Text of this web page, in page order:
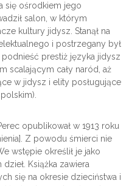
się ośrodkiem jego
salon, w którym
kultury jidysz. Stanął na
i postrzegany był
podnieść prestiż języka jidysz
scalającym cały naród, aż
w jidysz i elity posługujące
opublikował w 1913 roku
Z powodu śmierci nie
wstępie określił je jako
Książka zawiera
się na okresie dzieciństwa i